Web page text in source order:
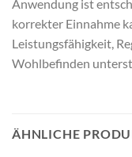
Anwendung ist
korrekter Einnahme
Leistungsfähigkeit,
Wohlbefinden
ÄHNLICHE